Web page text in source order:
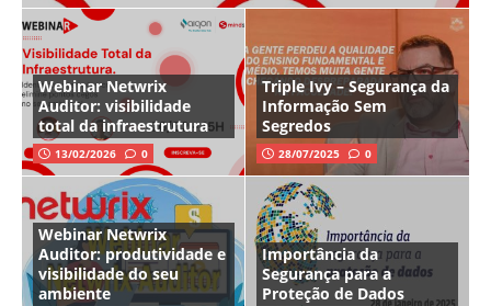
Webinar Netwrix
Auditor: visibilidade
total da infraestrutura
13/02/2026 0
Triple Ivy – Segurança da
Informação Sem
Segredos
28/07/2025 0
Webinar Netwrix
Auditor: produtividade e
visibilidade do seu
ambiente
Importância da
Segurança para a
Proteção de Dados